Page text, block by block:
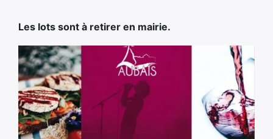
Les lots sont à retirer en mairie.